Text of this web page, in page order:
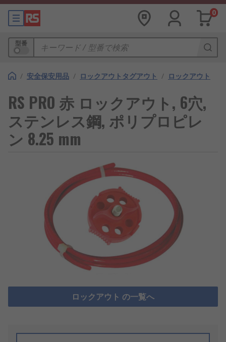
0
型番
/ 安全保安用品 / ロックアウトタグアウト / ロックアウト
RS PRO 赤 ロックアウト, 6穴,
ステンレス鋼, ポリプロピレ
ン 8.25 mm
ロックアウト の一覧へ